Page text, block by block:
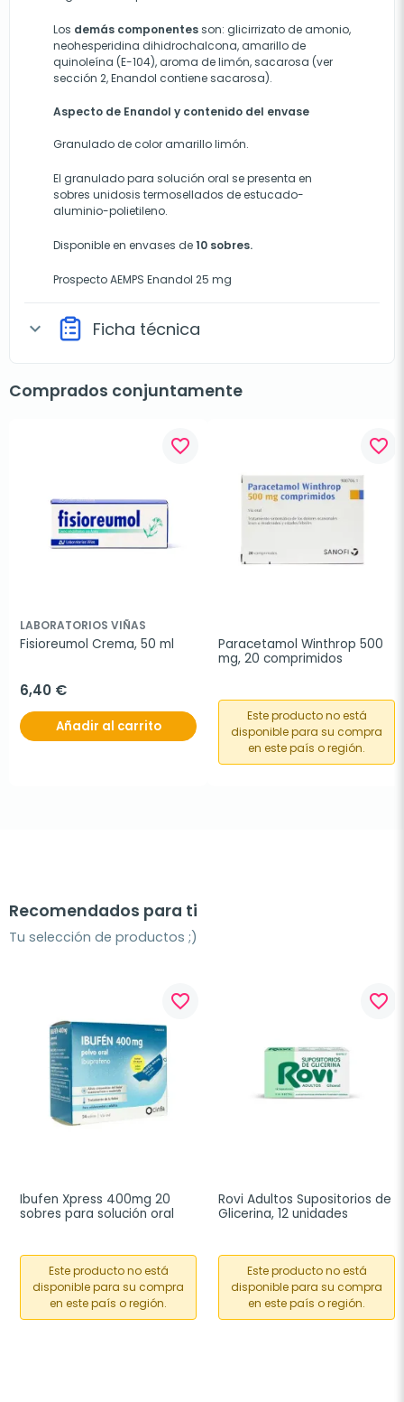
Los demás componentesson: glicirrizato de amonio,
neohesperidina dihidrochalcona, amarillo de
quinoleína (E-104), aroma de limón, sacarosa (ver
sección 2, Enandol contiene sacarosa).
Aspecto de Enandol y contenido del envase
Granulado de color amarillo limón.
El granulado para solución oral se presenta en
sobres unidosis termosellados de estucado-
aluminio-polietileno.
Disponible en envases de10 sobres.
Prospecto AEMPS Enandol 25 mg
expand_more Ficha técnica
Comprados conjuntamente
favorite_border
LABORATORIOS VIÑAS
Fisioreumol Crema, 50 ml
6,40 €
Añadir al carrito
favorite_border
Paracetamol Winthrop 500
mg, 20 comprimidos
Este producto no está
disponible para su compra
en este país o región.
Recomendados para ti
Tu selección de productos ;)
favorite_border
Ibufen Xpress 400mg 20
sobres para solución oral
Este producto no está
disponible para su compra
en este país o región.
favorite_border
Rovi Adultos Supositorios de
Glicerina, 12 unidades
Este producto no está
disponible para su compra
en este país o región.